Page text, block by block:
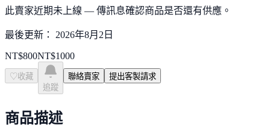
此賣家近期未上線 — 傳訊息確認商品是否還有供應。
最後更新： 2026年8月2日
NT$800NT$1000
♡ 收藏
追蹤
聯絡賣家 提出客製請求
商品描述